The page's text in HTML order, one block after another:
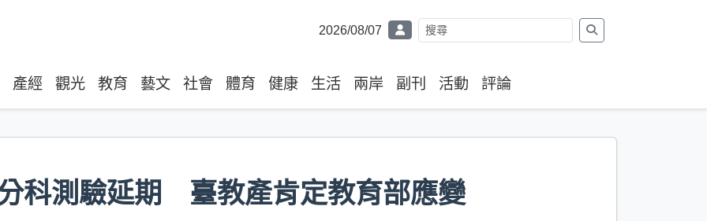
2026/08/07
產經 觀光 教育 藝文 社會 體育 健康 生活 兩岸 副刊 活動 評論
科測驗延期 臺教產肯定教育部應變